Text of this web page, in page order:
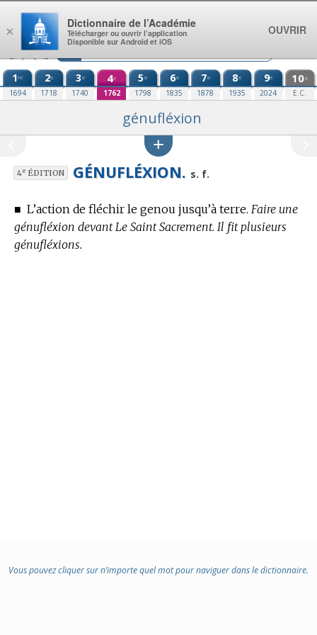
Aller au contenu
1re
1694
2e
1718
3e
1740
4e
1762
5e
1798
6e
1835
7e
1878
8e
1935
9e
2024
10e
E.C.
génufléxion
4eÉDITION GÉNUFLÉXION. s. f.
■ L’action de fléchir le genou jusqu’à terre. Faire une
génufléxion devant Le Saint Sacrement. Il fit plusieurs
génufléxions.
Vous pouvez cliquer sur n’importe quel mot pour naviguer dans le dictionnaire.
×
Dictionnaire de l’Académie
Télécharger ou ouvrir l’application
Disponible sur Android et iOS
OUVRIR